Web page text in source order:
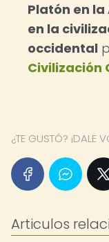
Platón en
en la
occidental
Civilización
¿TE GUSTÓ? ¡DALE
Articulos